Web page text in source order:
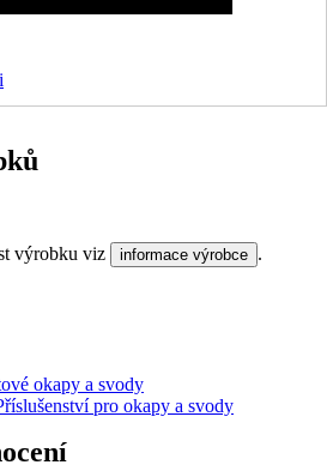
výrobku viz informace výrobce .
okapy a svody
pro okapy a svody